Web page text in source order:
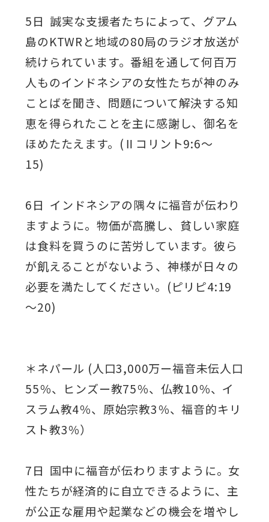
5日 誠実な支援者たちによって、グアム
島のKTWRと地域の80局のラジオ放送が
続けられています。番組を通して何百万
人ものインドネシアの女性たちが神のみ
ことばを聞き、問題について解決する知
恵を得られたことを主に感謝し、御名を
ほめたたえます。(Ⅱコリント9:6～
15)
6日 インドネシアの隅々に福音が伝わり
ますように。物価が高騰し、貧しい家庭
は食料を買うのに苦労しています。彼ら
が飢えることがないよう、神様が日々の
必要を満たしてください。(ピリピ4:19
～20)
＊ネパール (人口3,000万ー福音未伝人口
55％、ヒンズー教75％、仏教10％、イ
スラム教4％、原始宗教3％、福音的キリ
スト教3％）
7日 国中に福音が伝わりますように。女
性たちが経済的に自立できるように、主
が公正な雇用や起業などの機会を増やし